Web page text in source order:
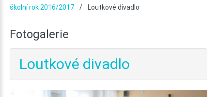
školní rok 2016/2017
Loutkové divadlo
Fotogalerie
Loutkové divadlo